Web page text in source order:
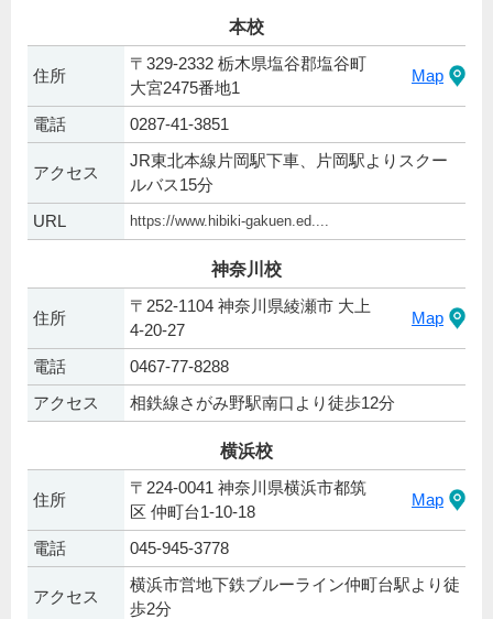
本校
住所
〒329-2332 栃木県塩谷郡塩谷町
大宮2475番地1
Map
電話 0287-41-3851
アクセス
JR東北本線片岡駅下車、片岡駅よりスクー
ルバス15分
URL
https://www.hibiki-gakuen.ed....
神奈川校
住所
〒252-1104 神奈川県綾瀬市 大上
4-20-27
Map
電話
0467-77-8288
アクセス
相鉄線さがみ野駅南口より徒歩12分
横浜校
住所
〒224-0041 神奈川県横浜市都筑
区 仲町台1-10-18
Map
電話 045-945-3778
アクセス
横浜市営地下鉄ブルーライン仲町台駅より徒
歩2分